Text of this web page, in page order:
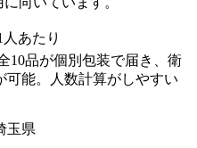
あたり
10品が個別包装で届き、衛
可能。人数計算がしやすい
玉県